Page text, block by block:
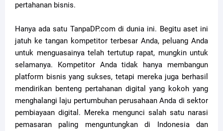
pertahanan bisnis.
Hanya ada satu TanpaDP.com di dunia ini. Begitu aset ini
jatuh ke tangan kompetitor terbesar Anda, peluang Anda
untuk menguasainya telah tertutup rapat, mungkin untuk
selamanya. Kompetitor Anda tidak hanya membangun
platform bisnis yang sukses, tetapi mereka juga berhasil
mendirikan benteng pertahanan digital yang kokoh yang
menghalangi laju pertumbuhan perusahaan Anda di sektor
pembiayaan digital. Mereka mengunci salah satu narasi
pemasaran paling menguntungkan di Indonesia dan